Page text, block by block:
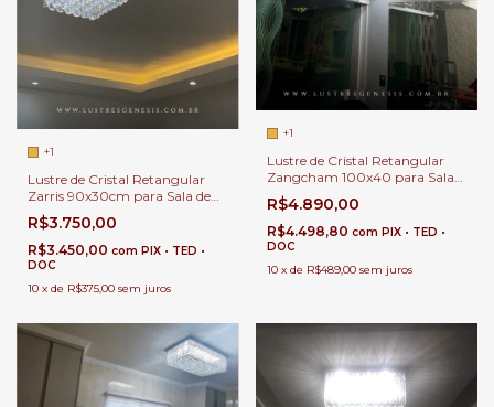
+1
Lustre de Cristal Retangular
Zarris 90x30cm para Sala de
Jantar e Sala de Estar
R$3.750,00
R$3.450,00 com PIX • TED •
DOC
10 x de R$375,00 sem juros
+1
Lustre de Cristal Retangular
Zangcham 100x40 para Sala
de Jantar e Sala de Estar.
R$4.890,00
R$4.498,80 com PIX • TED •
DOC
10 x de R$489,00 sem juros